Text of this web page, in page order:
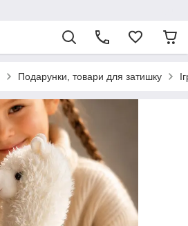
Подарунки, товари для затишку